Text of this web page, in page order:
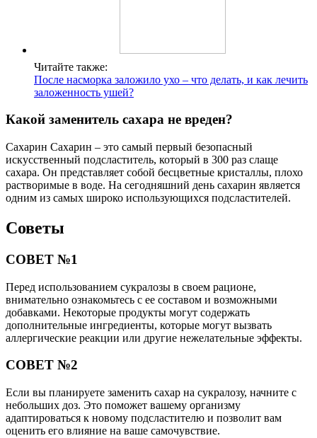
Читайте также:
После насморка заложило ухо – что делать, и как лечить
заложенность ушей?
Какой заменитель сахара не вреден?
Сахарин Сахарин – это самый первый безопасный
искусственный подсластитель, который в 300 раз слаще
сахара. Он представляет собой бесцветные кристаллы, плохо
растворимые в воде. На сегодняшний день сахарин является
одним из самых широко использующихся подсластителей.
Советы
СОВЕТ №1
Перед использованием сукралозы в своем рационе,
внимательно ознакомьтесь с ее составом и возможными
добавками. Некоторые продукты могут содержать
дополнительные ингредиенты, которые могут вызвать
аллергические реакции или другие нежелательные эффекты.
СОВЕТ №2
Если вы планируете заменить сахар на сукралозу, начните с
небольших доз. Это поможет вашему организму
адаптироваться к новому подсластителю и позволит вам
оценить его влияние на ваше самочувствие.